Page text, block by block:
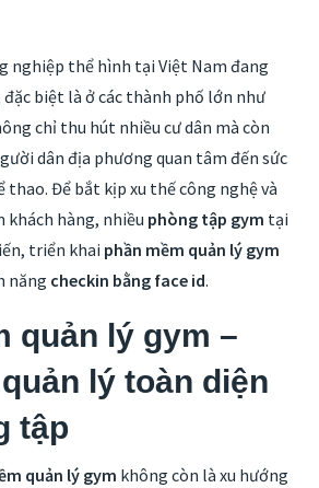
nghiệp thể hình tại Việt Nam đang
biệt là ở các thành phố lớn như
chỉ thu hút nhiều cư dân mà còn
dân địa phương quan tâm đến sức
thao. Để bắt kịp xu thế công nghệ và
khách hàng, nhiều phòng tập gym tại
triển khai phần mềm quản lý gym
năng checkin bằng face id.
quản lý gym –
lý toàn diện
tập
quản lý gym không còn là xu hướng